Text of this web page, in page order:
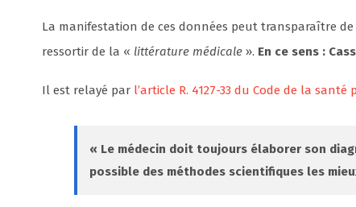
La manifestation de ces données peut transparaître de
ressortir de la « littérature médicale ». En ce sens :
Il est relayé par l’article R. 4127-33 du Code de la santé
« Le médecin doit toujours élaborer son
possible des méthodes scientifiques les